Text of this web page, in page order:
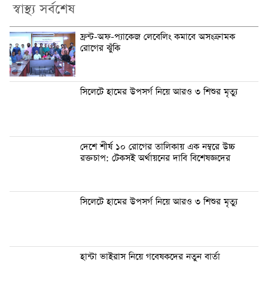
স্বাস্থ্য সর্বশেষ
ফ্রন্ট-অফ-প্যাকেজ লেবেলিং কমাবে অসংক্রামক
রোগের ঝুঁকি
সিলেটে হামের উপসর্গ নিয়ে আরও ৩ শিশুর মৃত্যু
দেশে শীর্ষ ১০ রোগের তালিকায় এক নম্বরে উচ্চ
রক্তচাপ: টেকসই অর্থায়নের দাবি বিশেষজ্ঞদের
সিলেটে হামের উপসর্গ নিয়ে আরও ৩ শিশুর মৃত্যু
হান্টা ভাইরাস নিয়ে গবেষকদের নতুন বার্তা